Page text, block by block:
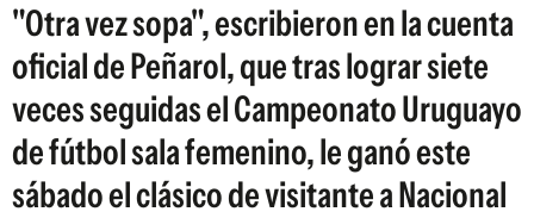
"Otra vez sopa", escribieron en la cuenta
oficial de Peñarol, que tras lograr siete
veces seguidas el Campeonato Uruguayo
de fútbol sala femenino, le ganó este
sábado el clásico de visitante a Nacional